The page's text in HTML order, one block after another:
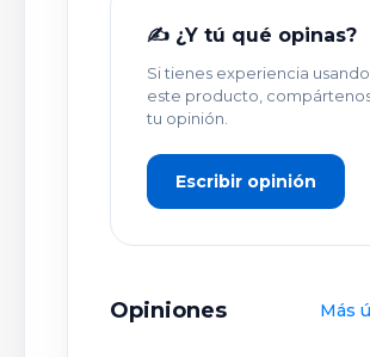
✍️ ¿Y tú qué opinas?
Si tienes experiencia usando
este producto,
tu opinión.
Escribir opinión
Opiniones Más
TU OPINIÓN DETALLADA *